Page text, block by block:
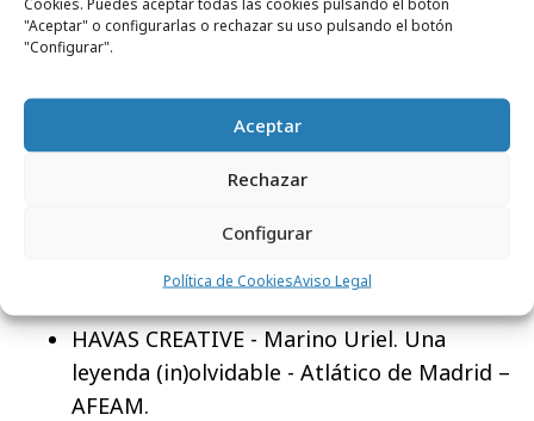
"Aceptar" o configurarlas o rechazar su uso pulsando el botón
"Configurar".
Aceptar
Rechazar
Configurar
Política de CookiesAviso Legal
Iberdrola Roque – Iberdrola. Colaboran:
Zenith.
visión peatón – Volvo.
Telefónica - Gregarios – Telefónica.
Categoría DIGITAL
Ampe de oro:
HAVAS CREATIVE - Marino Uriel. Una
leyenda (in)olvidable - Atlático de Madrid –
AFEAM.